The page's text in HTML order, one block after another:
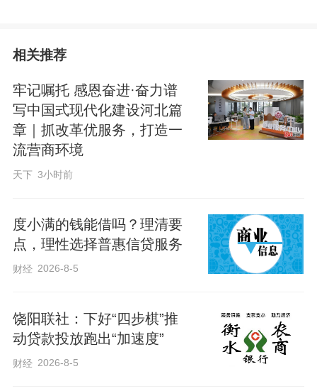
10万元资金次日即用于支付农户货款，解
了燃眉之急。“不用跑网点、不要抵押物，
随借随还的模式特别适合我们这种季节性
强的小微企业。”郭先生感慨道。
今年仅前两个月，该行已累计投放“经营快
群。
作者：张凯、贺爱莹
相关推荐
牢记嘱托 感恩奋进·奋力谱
写中国式现代化建设河北篇
章｜抓改革优服务，打造一
流营商环境
天下 3小时前
度小满的钱能借吗？理清要
点，理性选择普惠信贷服务
财经 2026-8-5
饶阳联社：下好“四步棋”推
动贷款投放跑出“加速度”
财经 2026-8-5